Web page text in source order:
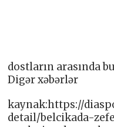
dostların arasında
Digər xəbərlər
kaynak:https://
detail/belcikada-